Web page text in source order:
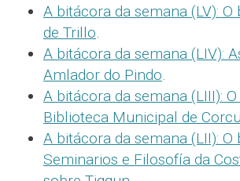
A bitácora da semana (LV): O
de Trillo.
A bitácora da semana (LIV):
Amlador do Pindo.
A bitácora da semana (LIII):
Biblioteca Municipal de
A bitácora da semana (LII): O
Seminarios e Filosofía da